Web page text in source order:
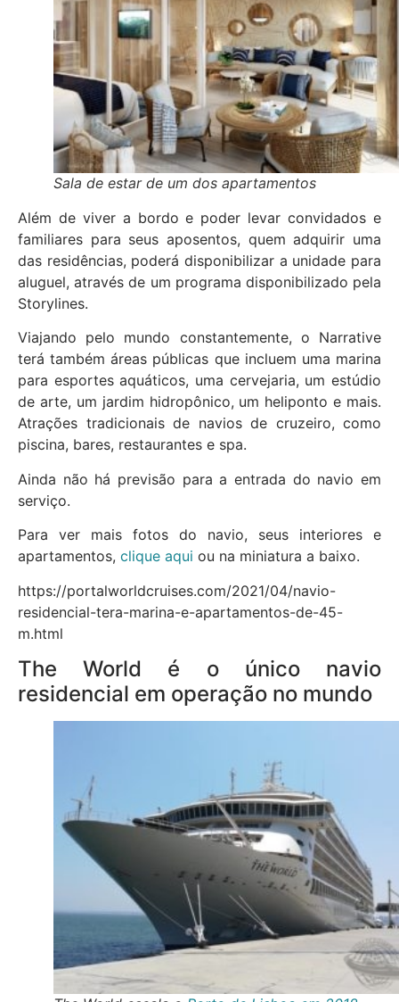
Sala de estar de um dos apartamentos
Além de viver a bordo e poder levar convidados e
familiares para seus aposentos, quem adquirir uma
das residências, poderá disponibilizar a unidade para
aluguel, através de um programa disponibilizado pela
Storylines.
Viajando pelo mundo constantemente, o Narrative
terá também áreas públicas que incluem uma marina
para esportes aquáticos, uma cervejaria, um estúdio
de arte, um jardim hidropônico, um heliponto e mais.
Atrações tradicionais de navios de cruzeiro, como
piscina, bares, restaurantes e spa.
Ainda não há previsão para a entrada do navio em
serviço.
Para ver mais fotos do navio, seus interiores e
apartamentos, clique aqui ou na miniatura a baixo.
https://portalworldcruises.com/2021/04/navio-
residencial-tera-marina-e-apartamentos-de-45-
m.html
The World é o único navio
residencial em operação no mundo